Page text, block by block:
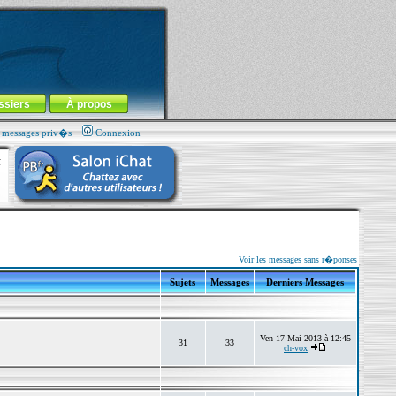
À propos
priv�s Connexion
Voir les messages sans r�ponses
Sujets Messages Derniers Messages
31 33
Ven 17 Mai 2013 à 12:45
ch-vox